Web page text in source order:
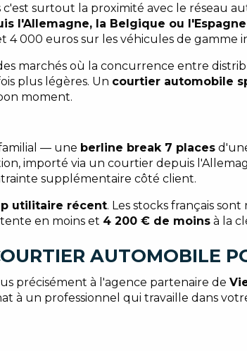
surtout la proximité avec le réseau
l'Allemagne, la Belgique ou l'Espagne
000 euros sur les véhicules de gamme
marchés où la concurrence entre
plus légères. Un courtier automobile
moment.
— une berline break 7 places
importé via un courtier depuis
supplémentaire côté client.
utilitaire récent. Les stocks français
en moins et 4 200 € de moins à la
AUTOMOBILE
précisément à l'agence partenaire de
à un professionnel qui travaille dans